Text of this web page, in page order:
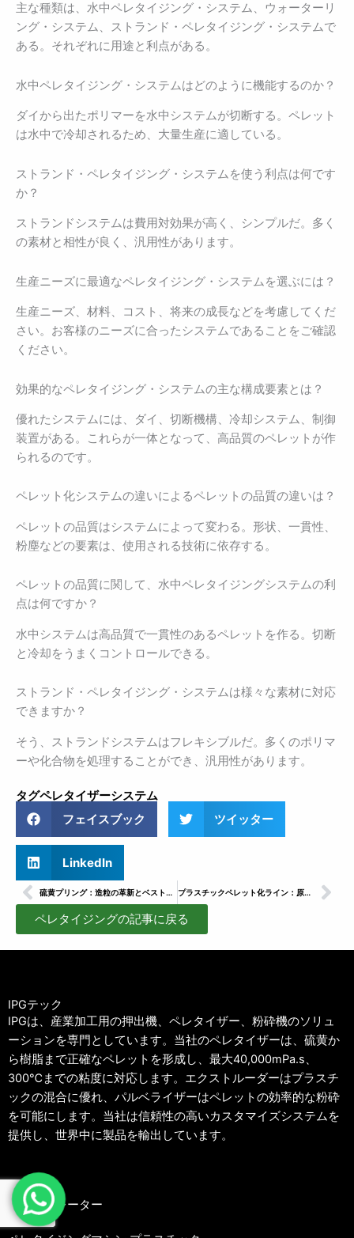
主な種類は、水中ペレタイジング・システム、ウォーターリ
ング・システム、ストランド・ペレタイジング・システムで
ある。それぞれに用途と利点がある。
水中ペレタイジング・システムはどのように機能するのか？
ダイから出たポリマーを水中システムが切断する。ペレット
は水中で冷却されるため、大量生産に適している。
ストランド・ペレタイジング・システムを使う利点は何です
か？
ストランドシステムは費用対効果が高く、シンプルだ。多く
の素材と相性が良く、汎用性があります。
生産ニーズに最適なペレタイジング・システムを選ぶには？
生産ニーズ、材料、コスト、将来の成長などを考慮してくだ
さい。お客様のニーズに合ったシステムであることをご確認
ください。
効果的なペレタイジング・システムの主な構成要素とは？
優れたシステムには、ダイ、切断機構、冷却システム、制御
装置がある。これらが一体となって、高品質のペレットが作
られるのです。
ペレット化システムの違いによるペレットの品質の違いは？
ペレットの品質はシステムによって変わる。形状、一貫性、
粉塵などの要素は、使用される技術に依存する。
ペレットの品質に関して、水中ペレタイジングシステムの利
点は何ですか？
水中システムは高品質で一貫性のあるペレットを作る。切断
と冷却をうまくコントロールできる。
ストランド・ペレタイジング・システムは様々な素材に対応
できますか？
そう、ストランドシステムはフレキシブルだ。多くのポリマ
ーや化合物を処理することができ、汎用性があります。
タグペレタイザーシステム
フェイスブック ツイッター
LinkedIn
Prev 硫黄プリング：造粒の革新とベストプラクティス プラスチックペレット化ライン：原料に最適なシステムの選び方 次
ペレタイジングの記事に戻る
IPGテック
IPGは、産業加工用の押出機、ペレタイザー、粉砕機のソリュ
ーションを専門としています。当社のペレタイザーは、硫黄か
ら樹脂まで正確なペレットを形成し、最大40,000mPa.s、
300℃までの粘度に対応します。エクストルーダーはプラスチ
ックの混合に優れ、パルベライザーはペレットの効率的な粉砕
を可能にします。当社は信頼性の高いカスタマイズシステムを
提供し、世界中に製品を輸出しています。
メニュー
パスティレーター